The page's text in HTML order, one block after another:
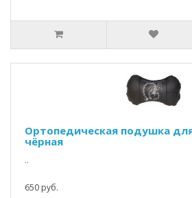
Ортопедическая подушка
чёрная
..
650 руб.